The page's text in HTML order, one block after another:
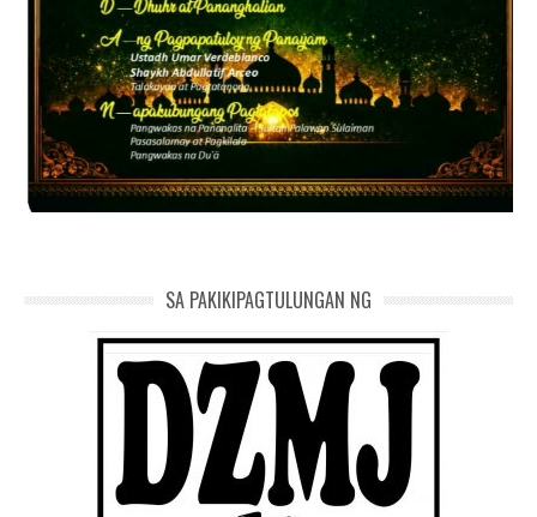
SA PAKIKIPAGTULUNGAN NG